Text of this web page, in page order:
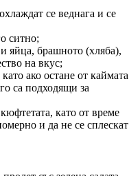
се веднага и се
ситно;
яйца, брашното (хляба),
на вкус;
ако остане от каймата
са подходящи за
като от време
и да не се сплескат